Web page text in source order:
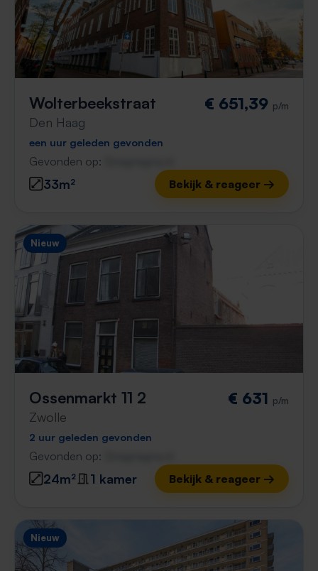
Wolterbeekstraat
Den Haag
€ 651,39 p/m
een uur geleden gevonden
Gevonden op:
33m² Bekijk & reageer →
Nieuw
Ossenmarkt 11 2
Zwolle
€ 631 p/m
2 uur geleden gevonden
Gevonden op:
24m² 1 kamer Bekijk & reageer →
Nieuw